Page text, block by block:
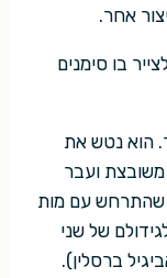
אחר.
בו סימנים
הוא נטש את
משובצת ועבר
שהתרחש עם מות
של שני
ברסלין).